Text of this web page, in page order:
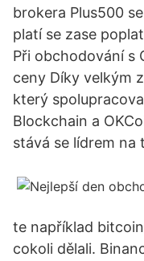
brokera Plus500
platí se zase
Při obchodování s
ceny Díky velkým
který
Blockchain a
stává se lídrem na
te například
cokoli dělali.